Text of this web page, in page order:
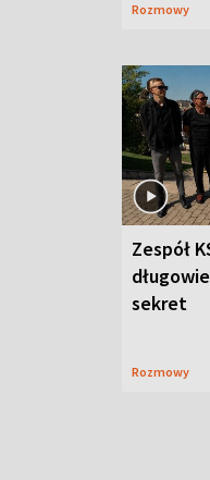
Rozmowy
Zespół
sekret
Rozmowy